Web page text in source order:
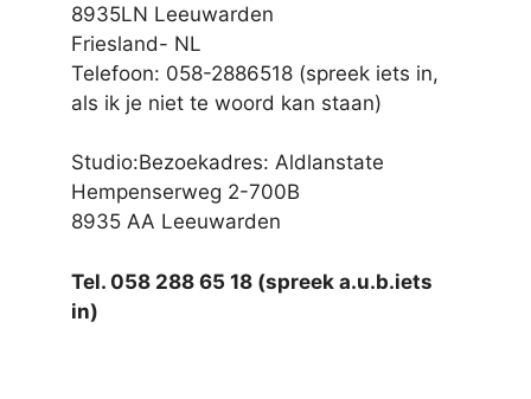
8935LN Leeuwarden
Friesland- NL
Telefoon: 058-2886518 (spreek iets in,
als ik je niet te woord kan staan)
Studio:Bezoekadres: Aldlanstate
Hempenserweg 2-700B
8935 AA Leeuwarden
Tel. 058 288 65 18 (spreek a.u.b.iets
in)